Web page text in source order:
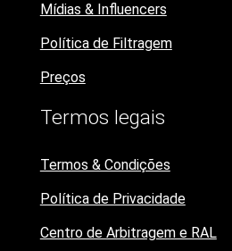
Mídias & Influencers
Política de Filtragem
Preços
Termos legais
Termos & Condições
Política de Privacidade
Centro de Arbitragem e RAL